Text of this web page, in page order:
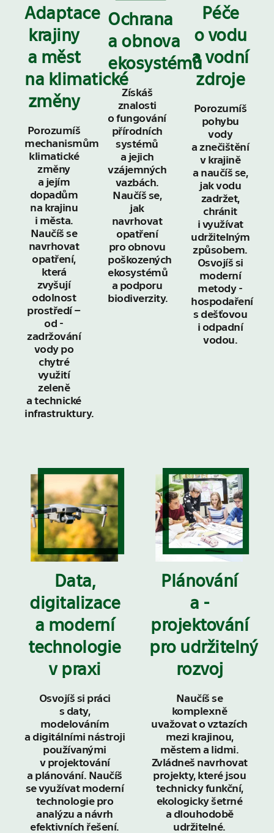
Adaptace
krajiny
a měst
na klimatické
změny
Porozumíš
mechanismům
klimatické
změny
a jejím
dopadům
na krajinu
i města.
Naučíš se
navrhovat
opatření,
která
zvyšují
odolnost
prostředí –
od ­
zadržování
vody po
chytré
využití
zeleně
a technické
infrastruktury.
Ochrana
a obnova
ekosystémů
Získáš
znalosti
o fungování
přírodních
systémů
a jejich
vzájemných
vazbách.
Naučíš se,
jak
navrhovat
opatření
pro obnovu
poškozených
ekosystémů
a podporu
biodiverzity.
Péče
o vodu
a vodní
zdroje
Porozumíš
pohybu
vody
a znečištění
v krajině
a naučíš se,
jak vodu
zadržet,
chránit
i využívat
udržitelným
způsobem.
Osvojíš si
moderní
metody ­
hospodaření
s dešťovou
i odpadní
vodou.
Data,
digitalizace
a moderní
technologie
v praxi
Osvojíš si práci
s daty,
modelováním
a digitálními nástroji
používanými
v projektování
a plánování. Naučíš
se využívat moderní
technologie pro
analýzu a návrh
efektivních řešení.
Plánování
a ­
projektování
pro udržitelný
rozvoj
Naučíš se
komplexně
uvažovat o vztazích
mezi krajinou,
městem a lidmi.
Zvládneš navrhovat
projekty, které jsou
technicky funkční,
ekologicky šetrné
a dlouhodobě
udržitelné.